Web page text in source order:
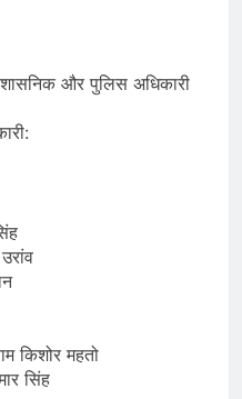
और पुलिस अधिकारी
किशोर महतो
सिंह